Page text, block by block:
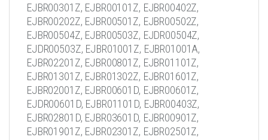
EJBR00301Z, EJBR00101Z, EJBR00402Z,
EJBR00202Z, EJBR00501Z, EJBR00502Z,
EJBR00504Z, EJBR00503Z, EJDR00504Z,
EJDR00503Z, EJBR01001Z, EJBR01001A,
EJBR02201Z, EJBR00801Z, EJBR01101Z,
EJBR01301Z, EJBR01302Z, EJBR01601Z,
EJBR02001Z, EJBR00601D, EJBR00601Z,
EJDR00601D, EJBR01101D, EJBR00403Z,
EJBR02801D, EJBR03601D, EJBR00901Z,
EJBR01901Z, EJBR02301Z, EJBR02501Z,